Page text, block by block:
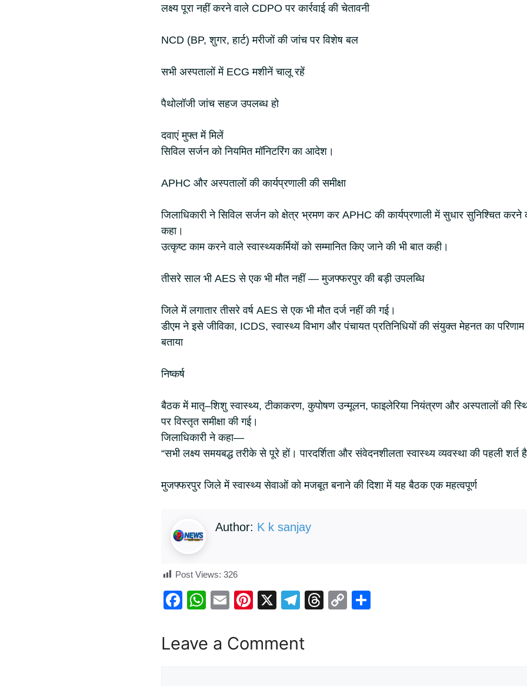
लक्ष्य पूरा नहीं करने वाले CDPO पर कार्रवाई की चेतावनी
NCD (BP, शुगर, हार्ट) मरीजों की जांच पर विशेष बल
सभी अस्पतालों में ECG मशीनें चालू रहें
पैथोलॉजी जांच सहज उपलब्ध हो
दवाएं मुफ्त में मिलें
सिविल सर्जन को नियमित मॉनिटरिंग का आदेश।
APHC और अस्पतालों की कार्यप्रणाली की समीक्षा
जिलाधिकारी ने सिविल सर्जन को क्षेत्र भ्रमण कर APHC की कार्यप्रणाली में सुधार सुनिश्चित करने
कहा।
उत्कृष्ट काम करने वाले स्वास्थ्यकर्मियों को सम्मानित किए जाने की भी बात कही।
तीसरे साल भी AES से एक भी मौत नहीं — मुजफ्फरपुर की बड़ी उपलब्धि
जिले में लगातार तीसरे वर्ष AES से एक भी मौत दर्ज नहीं की गई।
डीएम ने इसे जीविका, ICDS, स्वास्थ्य विभाग और पंचायत प्रतिनिधियों की संयुक्त मेहनत का परिणाम
बताया
निष्कर्ष
बैठक में मातृ–शिशु स्वास्थ्य, टीकाकरण, कुपोषण उन्मूलन, फाइलेरिया नियंत्रण और अस्पतालों की
पर विस्तृत समीक्षा की गई।
जिलाधिकारी ने कहा—
“सभी लक्ष्य समयबद्ध तरीके से पूरे हों। पारदर्शिता और संवेदनशीलता स्वास्थ्य व्यवस्था की पहली शर्त
मुजफ्फरपुर जिले में स्वास्थ्य सेवाओं को मजबूत बनाने की दिशा में यह बैठक एक महत्वपूर्ण
Author: K k sanjay
Post Views: 326
F
c
e
W
at
s
E
ail
Pi
er
e
X
T
e
gr
T
C
Leave a Comment